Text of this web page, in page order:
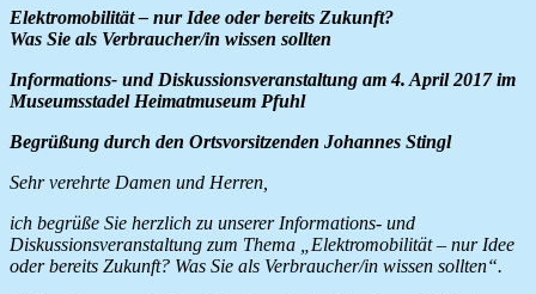
Elektromobilität – nur Idee oder bereits Zukunft?
Was Sie als Verbraucher/in wissen sollten
Informations- und Diskussionsveranstaltung am 4. April 2017 im
Museumsstadel Heimatmuseum Pfuhl
Begrüßung durch den Ortsvorsitzenden Johannes Stingl
Sehr verehrte Damen und Herren,
ich begrüße Sie herzlich zu unserer Informations- und
Diskussionsveranstaltung zum Thema „Elektromobilität – nur Idee
oder bereits Zukunft? Was Sie als Verbraucher/in wissen sollten“.